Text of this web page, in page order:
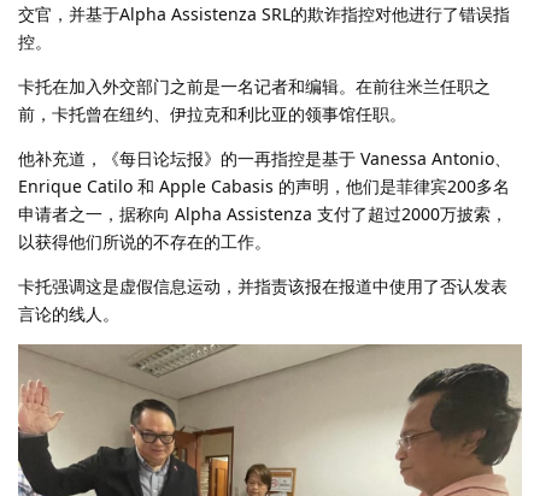
交官，并基于Alpha Assistenza SRL的欺诈指控对他进行了错误指
控。
卡托在加入外交部门之前是一名记者和编辑。在前往米兰任职之
前，卡托曾在纽约、伊拉克和利比亚的领事馆任职。
他补充道，《每日论坛报》的一再指控是基于 Vanessa Antonio、
Enrique Catilo 和 Apple Cabasis 的声明，他们是菲律宾200多名
申请者之一，据称向 Alpha Assistenza 支付了超过2000万披索，
以获得他们所说的不存在的工作。
卡托强调这是虚假信息运动，并指责该报在报道中使用了否认发表
言论的线人。